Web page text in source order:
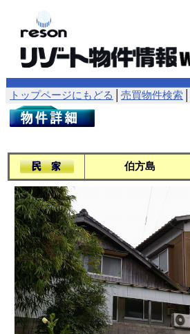
トップページにもどる 売買物件検索
伯方島